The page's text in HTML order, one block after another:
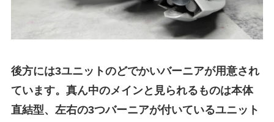
後方には3ユニットのどでかいバーニアが用意され
ています。真ん中のメインと見られるものは本体
直結型、左右の3つバーニアが付いているユニット